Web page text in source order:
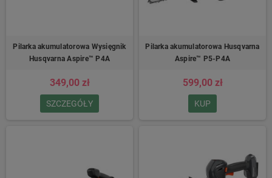
Pilarka akumulatorowa Wysięgnik
Husqvarna Aspire™ P4A
349,00 zł
SZCZEGÓŁY
Pilarka akumulatorowa Husqvarna
Aspire™ P5-P4A
599,00 zł
KUP